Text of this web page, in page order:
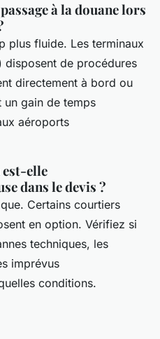
à la douane lors
plus fluide. Les terminaux
disposent de procédures
directement à bord ou
un gain de temps
aéroports
elle
dans le devis ?
Certains courtiers
en option. Vérifiez si
techniques, les
imprévus
conditions.